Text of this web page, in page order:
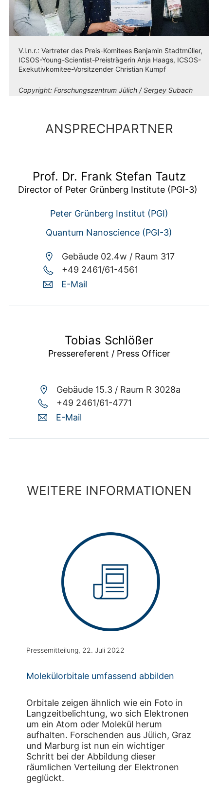
V.l.n.r.: Vertreter des Preis-Komitees Benjamin Stadtmüller,
ICSOS-Young-Scientist-Preisträgerin Anja Haags, ICSOS-
Exekutivkomitee-Vorsitzender Christian Kumpf
Copyright: Forschungszentrum Jülich / Sergey Subach
ANSPRECHPARTNER
Prof. Dr. Frank Stefan Tautz
Director of Peter Grünberg Institute (PGI-3)
Peter Grünberg Institut (PGI)
Quantum Nanoscience (PGI-3)
Gebäude 02.4w / Raum 317
+49 2461/61-4561
E-Mail
Tobias Schlößer
Pressereferent / Press Officer
Gebäude 15.3 / Raum R 3028a
+49 2461/61-4771
E-Mail
WEITERE INFORMATIONEN
Pressemitteilung, 22. Juli 2022
Molekülorbitale umfassend abbilden
Orbitale zeigen ähnlich wie ein Foto in
Langzeitbelichtung, wo sich Elektronen
um ein Atom oder Molekül herum
aufhalten. Forschenden aus Jülich, Graz
und Marburg ist nun ein wichtiger
Schritt bei der Abbildung dieser
räumlichen Verteilung der Elektronen
geglückt.